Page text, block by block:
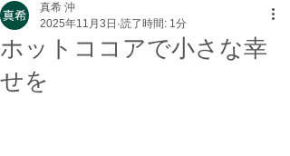
ホットココアで小さな幸
せを
真希 沖
2025年11月3日 読了時間: 1分